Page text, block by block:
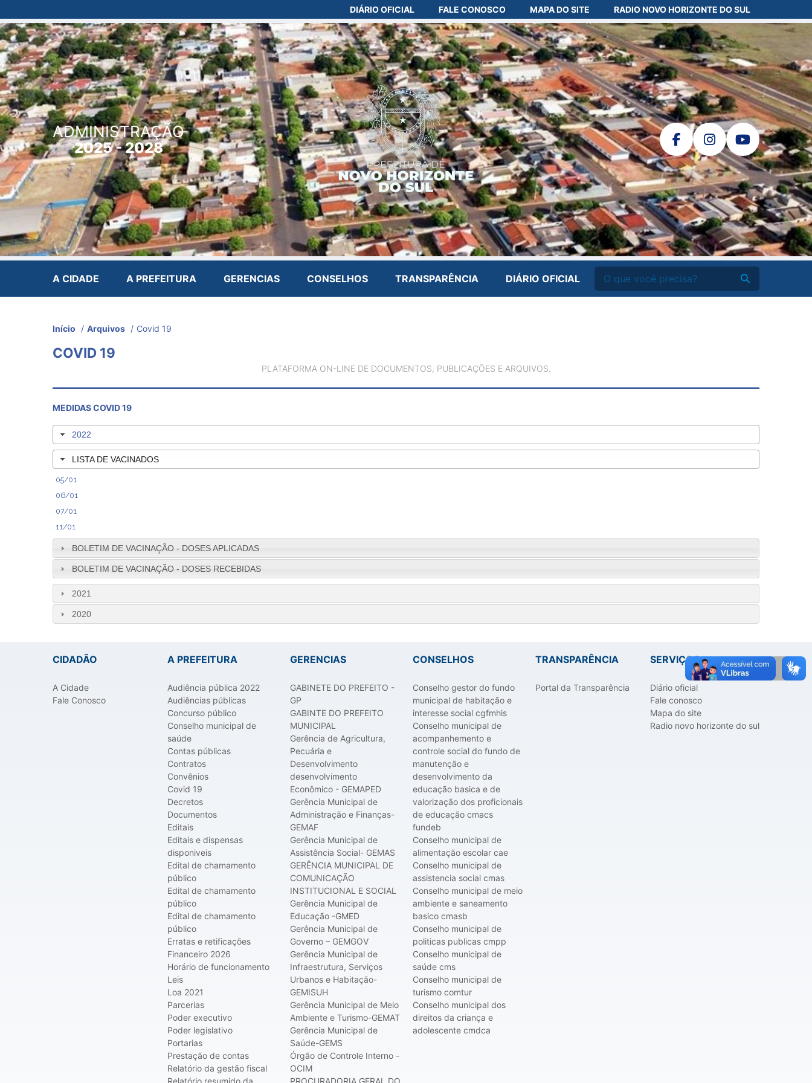
DIÁRIO OFICIAL FALE CONOSCO MAPA DO SITE RADIO NOVO HORIZONTE DO SUL
ADMINISTRAÇÃO
2025 - 2028
A CIDADE A PREFEITURA GERENCIAS CONSELHOS TRANSPARÊNCIA DIÁRIO OFICIAL
Início / Arquivos / Covid 19
COVID 19
PLATAFORMA ON-LINE DE DOCUMENTOS, PUBLICAÇÕES E ARQUIVOS.
MEDIDAS COVID 19
2022
LISTA DE VACINADOS
05/01
06/01
07/01
11/01
BOLETIM DE VACINAÇÃO - DOSES APLICADAS
BOLETIM DE VACINAÇÃO - DOSES RECEBIDAS
2021
2020
CIDADÃO
A Cidade
Fale Conosco
A PREFEITURA
Audiência pública 2022
Audiências públicas
Concurso público
Conselho municipal de
saúde
Contas públicas
Contratos
Convênios
Covid 19
Decretos
Documentos
Editais
Editais e dispensas
disponiveis
Edital de chamamento
público
Edital de chamamento
público
Edital de chamamento
público
Erratas e retificações
Financeiro 2026
Horário de funcionamento
Leis
Loa 2021
Parcerias
Poder executivo
Poder legislativo
Portarias
Prestação de contas
Relatório da gestão fiscal
GERENCIAS
GABINETE DO PREFEITO -
GP
GABINTE DO PREFEITO
MUNICIPAL
Gerência de Agricultura,
Pecuária e
Desenvolvimento
desenvolvimento
Econômico - GEMAPED
Gerência Municipal de
Administração e Finanças-
GEMAF
Gerência Municipal de
Assistência Social- GEMAS
GERÊNCIA MUNICIPAL DE
COMUNICAÇÃO
INSTITUCIONAL E SOCIAL
Gerência Municipal de
Educação -GMED
Gerência Municipal de
Governo – GEMGOV
Gerência Municipal de
Infraestrutura, Serviços
Urbanos e Habitação-
GEMISUH
Gerência Municipal de Meio
Ambiente e Turismo-GEMAT
Gerência Municipal de
Saúde-GEMS
Órgão de Controle Interno -
OCIM
CONSELHOS
Conselho gestor do fundo
municipal de habitação e
interesse social cgfmhis
Conselho municipal de
acompanhemento e
controle social do fundo de
manutenção e
desenvolvimento da
educação basica e de
valorização dos proficionais
de educação cmacs
fundeb
Conselho municipal de
alimentação escolar cae
Conselho municipal de
assistencia social cmas
Conselho municipal de meio
ambiente e saneamento
basico cmasb
Conselho municipal de
politicas publicas cmpp
Conselho municipal de
saúde cms
Conselho municipal de
turismo comtur
Conselho municipal dos
direitos da criança e
adolescente cmdca
TRANSPARÊNCIA
Portal da Transparência
SERVIÇOS
Diário oficial
Fale conosco
Mapa do site
Radio novo horizonte do sul